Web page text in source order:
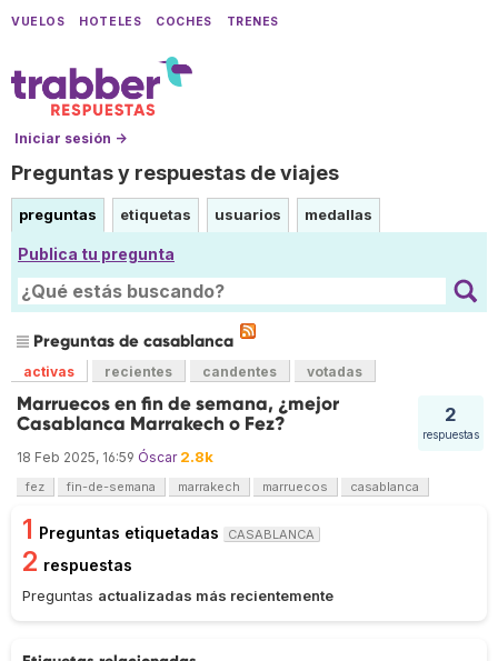
VUELOS HOTELES COCHES TRENES
Iniciar sesión →
Preguntas y respuestas de viajes
preguntas etiquetas usuarios medallas
Publica tu pregunta
Preguntas de casablanca
activas recientes candentes votadas
2
respuestas
Marruecos en fin de semana, ¿mejor
Casablanca Marrakech o Fez?
18 Feb 2025, 16:59 Óscar 2.8k
fez fin-de-semana marrakech marruecos casablanca
1 Preguntas etiquetadas CASABLANCA
2 respuestas
Preguntas actualizadas más recientemente